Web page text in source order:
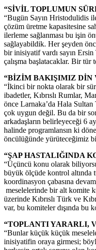
“SİVİL TOPLUMUN
“Bugün Sayın Hristodulidis
çözüm üretme kapasitesine
ilerleme sağlanması bu işin
sağlayabildik. Her şeyden
bir inisiyatif vardı sayın
çalışma başlatacaklar. Bir tür
“BİZİM BAKIŞIMIZ DİN
“İkinci bir nokta olarak bir
ibadetler, Kıbrıslı Rumlar,
önce Larnaka’da Hala Sultan
çok uygun değil. Bu da bir
arkadaşların belirleyeceği 6
halinde programlansın ki
öncülüğünde yürüteceğimiz
“ŞAP HASTALIĞINDA
“Üçüncü konu olarak
büyük ölçüde kontrol
koordinasyon çabasına
meselelerinde bir alt komite
üzerinde Kıbrıslı Türk ve
var, bu komiteler dışında bu
“TOPLANTI YARARLI,
“Bunlar küçük küçük
inisiyatifin oraya girmesi;